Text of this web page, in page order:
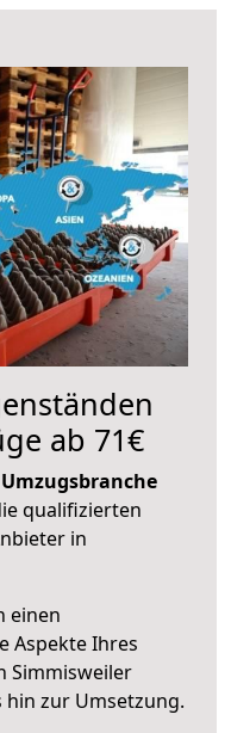
ab 71€
qualifizierten
in
einen
Aspekte Ihres
Simmisweiler
zur Umsetzung.